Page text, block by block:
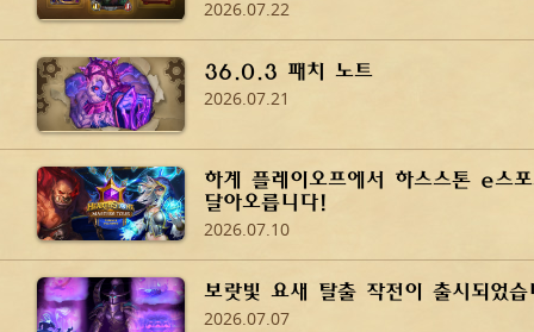
2026.07.22
36.0.3 패치 노트
2026.07.21
하계 플레이오프에서 하스스톤 e스
달아오릅니다!
2026.07.10
보랏빛 요새 탈출 작전이 출시되었습
2026.07.07